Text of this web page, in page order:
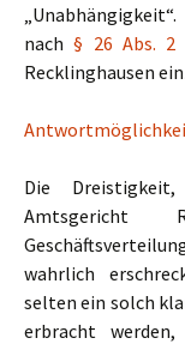
nach§ 26 Abs. 2
Recklinghausen
Die
Amtsgericht
wahrlich
selten ein solch
erbracht